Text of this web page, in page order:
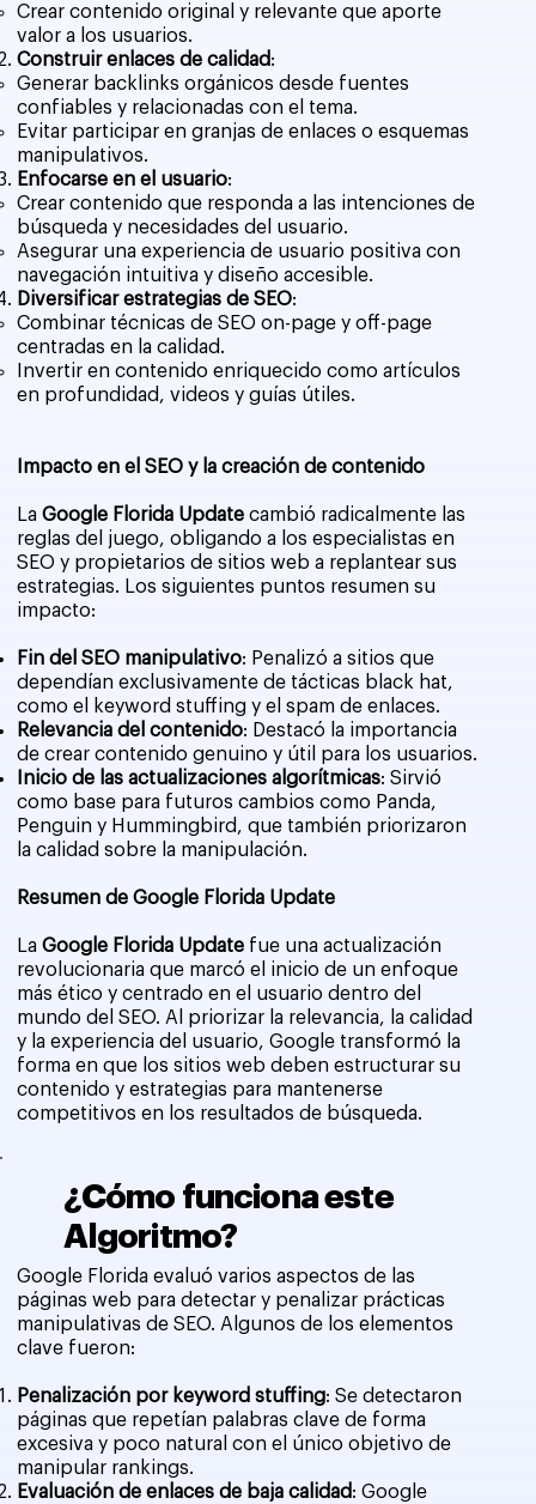
¿Cómo funciona este
Algoritmo?
Google Florida evaluó varios aspectos de las
páginas web para detectar y penalizar prácticas
manipulativas de SEO. Algunos de los elementos
clave fueron:
Penalización por keyword stuffing: Se detectaron
páginas que repetían palabras clave de forma
excesiva y poco natural con el único objetivo de
manipular rankings.
Evaluación de enlaces de baja calidad: Google
Crear contenido original y relevante que aporte
valor a los usuarios.
Construir enlaces de calidad:
Generar backlinks orgánicos desde fuentes
confiables y relacionadas con el tema.
Evitar participar en granjas de enlaces o esquemas
manipulativos.
Enfocarse en el usuario:
Crear contenido que responda a las intenciones de
búsqueda y necesidades del usuario.
Asegurar una experiencia de usuario positiva con
navegación intuitiva y diseño accesible.
Diversificar estrategias de SEO:
Combinar técnicas de SEO on-page y off-page
centradas en la calidad.
Invertir en contenido enriquecido como artículos
en profundidad, videos y guías útiles.
Impacto en el SEO y la creación de contenido
La Google Florida Updatecambió radicalmente las
reglas del juego, obligando a los especialistas en
SEO y propietarios de sitios web a replantear sus
estrategias. Los siguientes puntos resumen su
impacto:
Fin del SEO manipulativo: Penalizó a sitios que
dependían exclusivamente de tácticas black hat,
como el keyword stuffing y el spam de enlaces.
Relevancia del contenido: Destacó la importancia
de crear contenido genuino y útil para los usuarios.
Inicio de las actualizaciones algorítmicas: Sirvió
como base para futuros cambios como Panda,
Penguin y Hummingbird, que también priorizaron
la calidad sobre la manipulación.
Resumen de Google Florida Update
La Google Florida Updatefue una actualización
revolucionaria que marcó el inicio de un enfoque
más ético y centrado en el usuario dentro del
mundo del SEO. Al priorizar la relevancia, la calidad
y la experiencia del usuario, Google transformó la
forma en que los sitios web deben estructurar su
contenido y estrategias para mantenerse
competitivos en los resultados de búsqueda.